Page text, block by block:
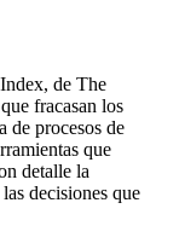
de The
fracasan los
de procesos de
que
detalle la
decisiones que